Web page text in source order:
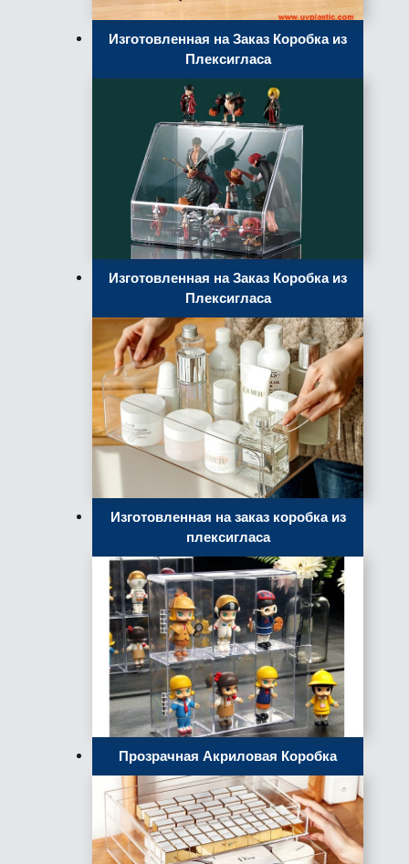
Изготовленная на Заказ Коробка из
Плексигласа
Изготовленная на Заказ Коробка из
Плексигласа
Изготовленная на заказ коробка из
плексигласа
Прозрачная Акриловая Коробка